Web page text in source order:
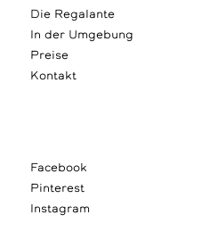
Die Regalante
In der Umgebung
Preise
Kontakt
Facebook
Pinterest
Instagram